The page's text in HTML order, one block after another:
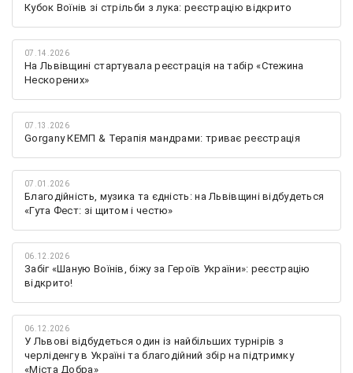
Кубок Воїнів зі стрільби з лука: реєстрацію відкрито
07.14.2026
На Львівщині стартувала реєстрація на табір «Стежина
Нескорених»
07.13.2026
Gorgany КЕМП & Терапія мандрами: триває реєстрація
07.01.2026
Благодійність, музика та єдність: на Львівщині відбудеться
«Гута Фест: зі щитом і честю»
06.12.2026
Забіг «Шаную Воїнів, біжу за Героїв України»: реєстрацію
відкрито!
06.12.2026
У Львові відбудеться один із найбільших турнірів з
черліденгу в Україні та благодійний збір на підтримку
«Міста Добра»